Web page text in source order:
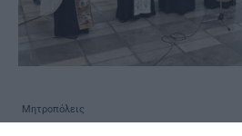
Μητροπόλεις